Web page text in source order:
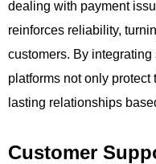
dealing with payment
reinforces reliability,
customers. By
platforms not only
lasting relationships
Customer